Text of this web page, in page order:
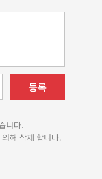
등록
니다.
해 삭제 합니다.